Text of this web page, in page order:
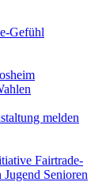
Gefühl
melden
Fairtrade-
Jugend Senioren